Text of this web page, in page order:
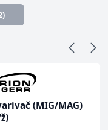
(MIG/MAG)